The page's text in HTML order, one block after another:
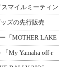
マイルミーティン
ズの先行販売
「MOTHER LAKE
My Yamaha off-r